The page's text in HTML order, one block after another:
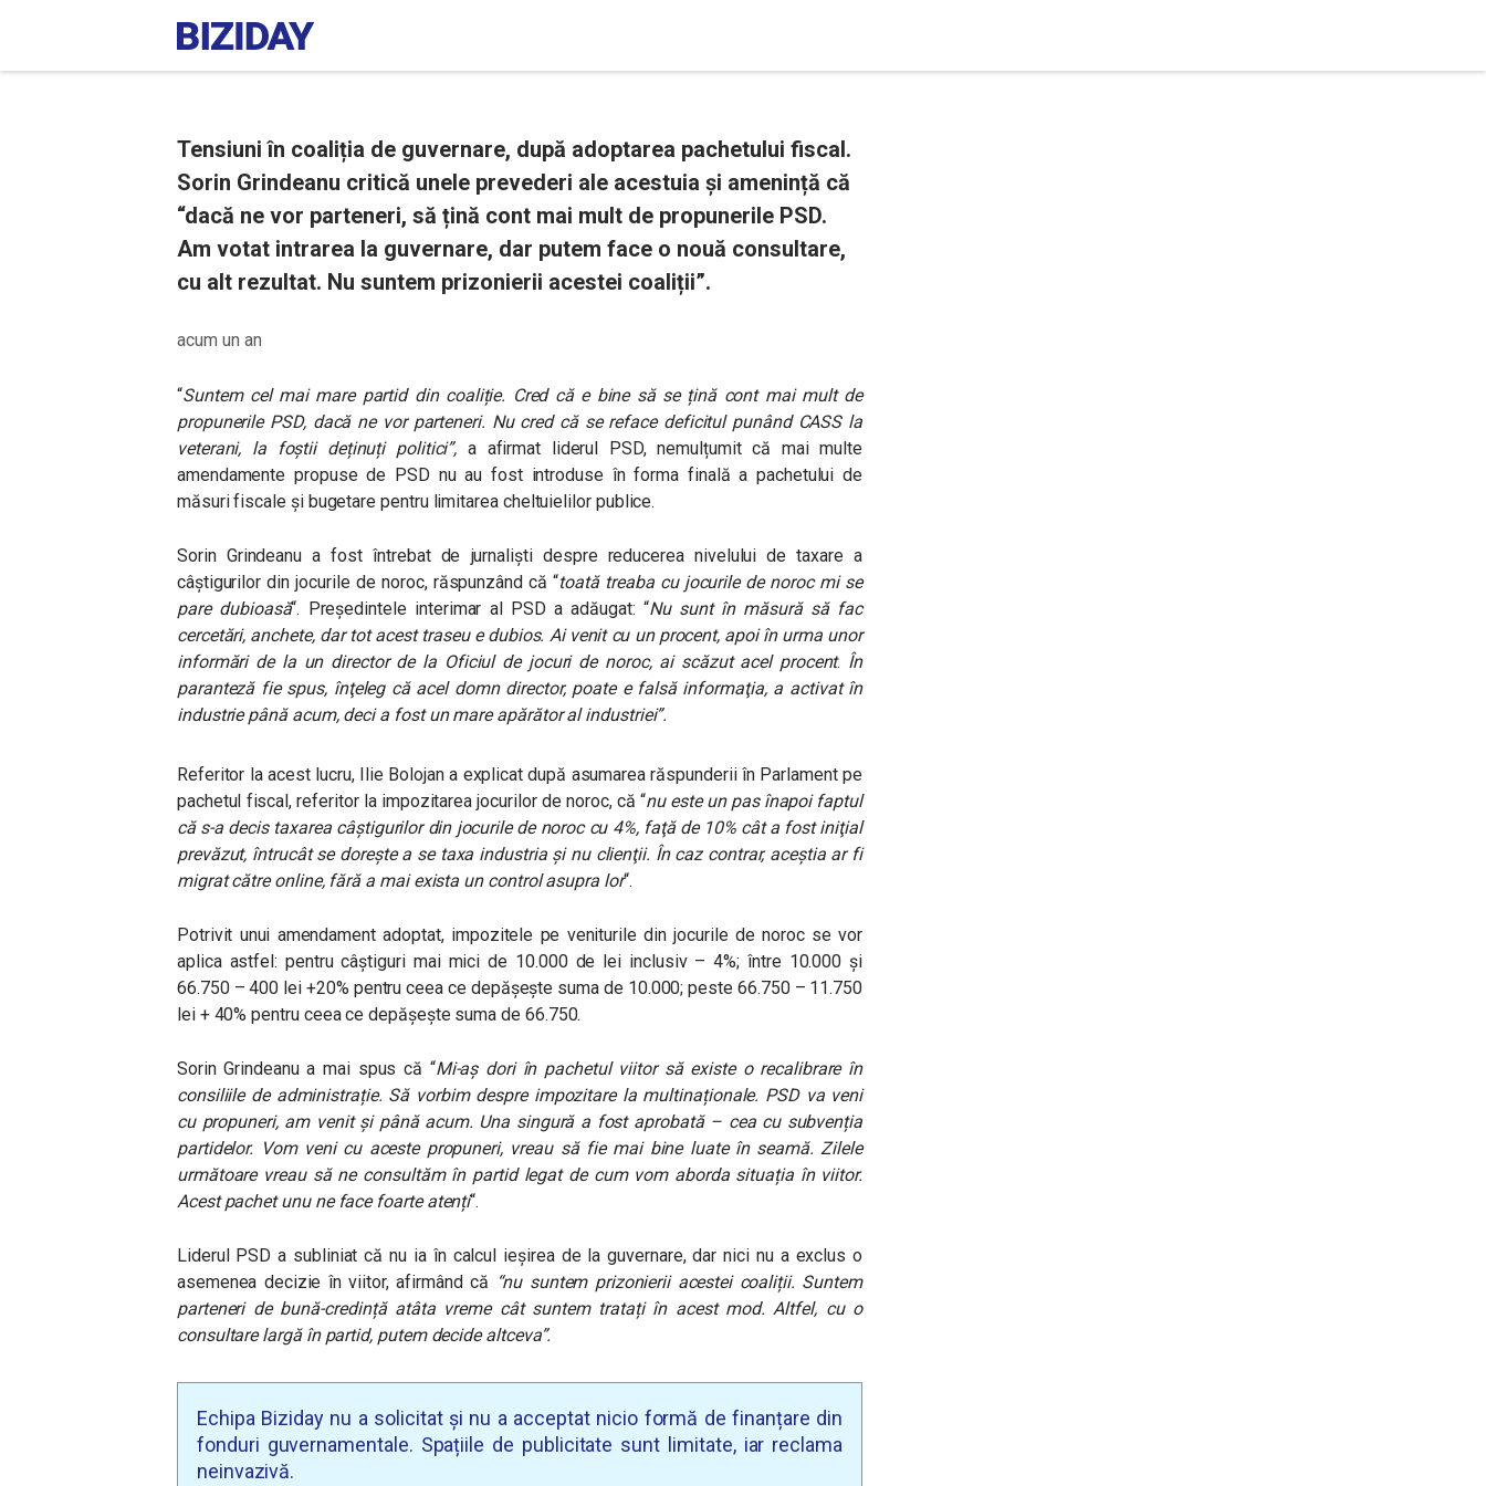
Tensiuni în coaliția de guvernare, după adoptarea pachetului fiscal.
Sorin Grindeanu critică unele prevederi ale acestuia și amenință că
“dacă ne vor parteneri, să țină cont mai mult de propunerile PSD.
Am votat intrarea la guvernare, dar putem face o nouă consultare,
cu alt rezultat. Nu suntem prizonierii acestei coaliții”.
acum un an
“Suntem cel mai mare partid din coaliție. Cred că e bine să se țină cont mai mult de
propunerile PSD, dacă ne vor parteneri. Nu cred că se reface deficitul punând CASS la
veterani, la foștii deținuți politici”, a afirmat liderul PSD, nemulțumit că mai multe
amendamente propuse de PSD nu au fost introduse în forma finală a pachetului de
măsuri fiscale și bugetare pentru limitarea cheltuielilor publice.
Sorin Grindeanu a fost întrebat de jurnaliști despre reducerea nivelului de taxare a
câștigurilor din jocurile de noroc, răspunzând că “toată treaba cu jocurile de noroc mi se
pare dubioasă“. Președintele interimar al PSD a adăugat: “Nu sunt în măsură să fac
cercetări, anchete, dar tot acest traseu e dubios. Ai venit cu un procent, apoi în urma unor
informări de la un director de la Oficiul de jocuri de noroc, ai scăzut acel procent. În
paranteză fie spus, înţeleg că acel domn director, poate e falsă informaţia, a activat în
industrie până acum, deci a fost un mare apărător al industriei”.
Referitor la acest lucru, Ilie Bolojan a explicat după asumarea răspunderii în Parlament pe
pachetul fiscal, referitor la impozitarea jocurilor de noroc, că “nu este un pas înapoi faptul
că s-a decis taxarea câştigurilor din jocurile de noroc cu 4%, faţă de 10% cât a fost iniţial
prevăzut, întrucât se doreşte a se taxa industria şi nu clienţii. În caz contrar, aceştia ar fi
migrat către online, fără a mai exista un control asupra lor“.
Potrivit unui amendament adoptat, impozitele pe veniturile din jocurile de noroc se vor
aplica astfel: pentru câștiguri mai mici de 10.000 de lei inclusiv – 4%; între 10.000 și
66.750 – 400 lei +20% pentru ceea ce depășește suma de 10.000; peste 66.750 – 11.750
lei + 40% pentru ceea ce depășește suma de 66.750.
Sorin Grindeanu a mai spus că “Mi-aș dori în pachetul viitor să existe o recalibrare în
consiliile de administrație. Să vorbim despre impozitare la multinaționale. PSD va veni
cu propuneri, am venit și până acum. Una singură a fost aprobată – cea cu subvenția
partidelor. Vom veni cu aceste propuneri, vreau să fie mai bine luate în seamă. Zilele
următoare vreau să ne consultăm în partid legat de cum vom aborda situația în viitor.
Acest pachet unu ne face foarte atenți“.
Liderul PSD a subliniat că nu ia în calcul ieșirea de la guvernare, dar nici nu a exclus o
asemenea decizie în viitor, afirmând că “nu suntem prizonierii acestei coaliții. Suntem
parteneri de bună-credință atâta vreme cât suntem tratați în acest mod. Altfel, cu o
consultare largă în partid, putem decide altceva”.
Echipa Biziday nu a solicitat și nu a acceptat nicio formă de finanțare din
fonduri guvernamentale. Spațiile de publicitate sunt limitate, iar reclama
neinvazivă.